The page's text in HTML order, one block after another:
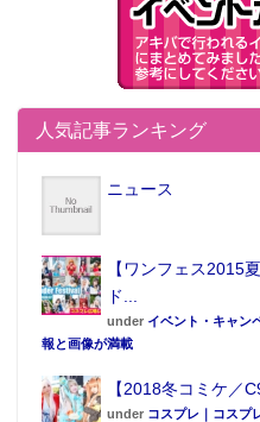
を獲得せよ！～』第2弾
■第2弾キャンペーン期間
ります
■キャンペーン対象商品
イタリーシリーズ、ベー
を除く
全国27店舗への遠征任務
征任務が決定。対象店舗
人気記事ランキング
ニュース
【ワンフェス2015
ド...
under イベント・キャン
報と画像が満載
【2018冬コミケ／
under コスプレ｜コスプ